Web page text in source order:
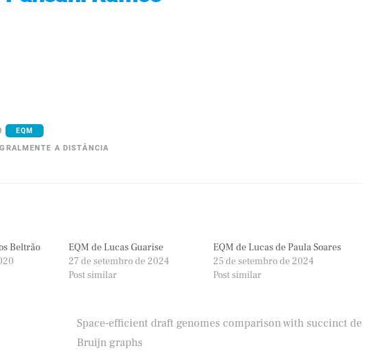
EQM
A DISTÂNCIA
Beltrão
EQM de Lucas Guarise
27 de setembro de 2024
Post similar
EQM de Lucas de Paula Soares
25 de setembro de 2024
Post similar
Space-efficient draft genomes comparison with succinct de
Bruijn graphs